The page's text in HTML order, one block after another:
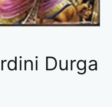
Durga